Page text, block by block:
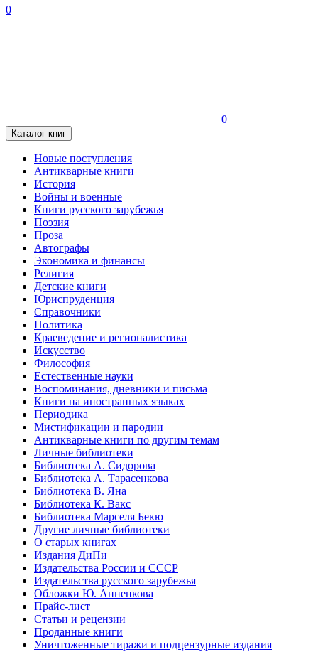
0
0
Каталог книг
Новые поступления
Антикварные книги
История
Войны и военные
Книги русского зарубежья
Поэзия
Проза
Автографы
Экономика и финансы
Религия
Детские книги
Юриспруденция
Справочники
Политика
Краеведение и регионалистика
Искусство
Философия
Естественные науки
Воспоминания, дневники и письма
Книги на иностранных языках
Периодика
Мистификации и пародии
Антикварные книги по другим темам
Личные библиотеки
Библиотека А. Сидорова
Библиотека А. Тарасенкова
Библиотека В. Яна
Библиотека К. Вакс
Библиотека Марселя Бекю
Другие личные библиотеки
О старых книгах
Издания ДиПи
Издательства России и СССР
Издательства русского зарубежья
Обложки Ю. Анненкова
Прайс-лист
Статьи и рецензии
Проданные книги
Уничтоженные тиражи и подцензурные издания